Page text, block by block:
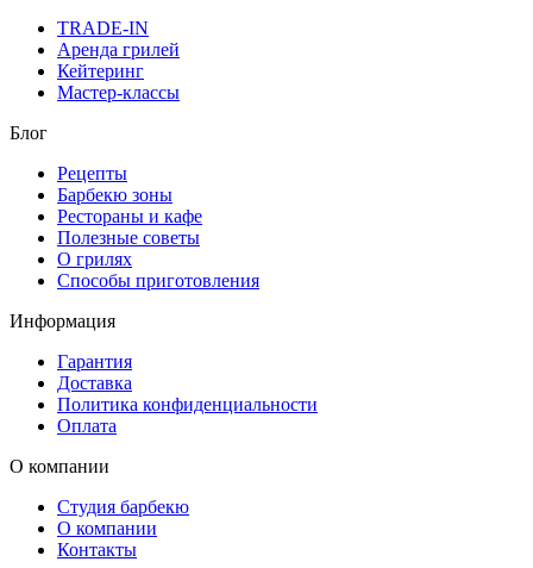
TRADE-IN
Аренда грилей
Кейтеринг
Мастер-классы
Блог
Рецепты
Барбекю зоны
Рестораны и кафе
Полезные советы
О грилях
Способы приготовления
Информация
Гарантия
Доставка
Политика конфиденциальности
Оплата
О компании
Студия барбекю
О компании
Контакты